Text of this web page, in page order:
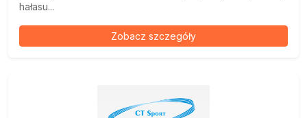
hałasu...
Zobacz szczegóły